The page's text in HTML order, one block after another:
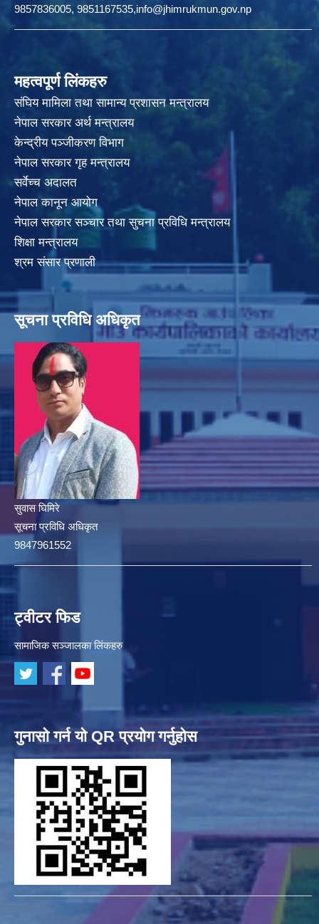
9857836005, 9851167535,info@jhimrukmun.gov.np
महत्वपूर्ण लिंकहरु
संघिय मामिला तथा सामान्य प्रशासन मन्त्रालय
नेपाल सरकार अर्थ मन्त्रालय
केन्द्रीय पञ्जीकरण विभाग
नेपाल सरकार गृह मन्त्रालय
सर्वेच्च अदालत
नेपाल कानून आयोग
नेपाल सरकार सञ्चार तथा सुचना प्रविधि मन्त्रालय
शिक्षा मन्त्रालय
श्रम संसार प्रणाली
सूचना प्रविधि अधिकृत
सुवास घिमिरे
सूचना प्रविधि अधिकृत
9847961552
ट्वीटर फिड
सामाजिक सञ्जालका लिंकहरु
गुनासो गर्न यो QR प्रयोग गर्नुहोस